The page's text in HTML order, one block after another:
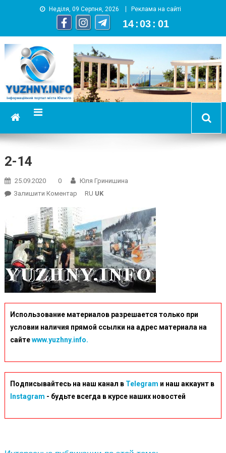
Неділя, 09 Серпня, 2026 Реклама на сайті
14 :03 : 02
YUZHNY.INFO
информационный портал города Южный
2-14
25.09.2020 0
Юля Гринишина
Залишити КоментарOn
14
RU UK
Использование материалов разрешается только при
условии наличия прямой ссылки на адрес материала на
сайтеwww.yuzhny.info.
Подписывайтесь на наш канал в Telegram и наш аккаунт в
Instagram - будьте всегда в курсе наших новостей